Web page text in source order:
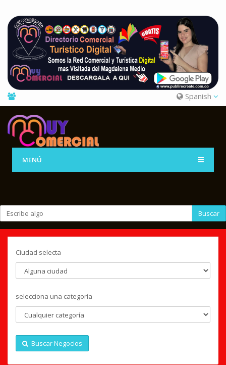
Spanish
MENÚ
Buscar
Ciudad selecta
selecciona una categoría
Buscar Negocios